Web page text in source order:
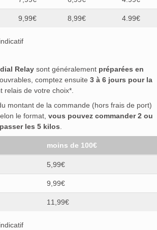
9,99€ 8,99€ 4.99€
Relay sont généralement préparées en
ouvrables, comptez ensuite 3 à 6 jours pour la
relais de votre choix*.
montant de la commande (hors frais de port)
le format, vous pouvez commander 2 ou
les 5 kilos
moins de 100€
5,99€
9,99€
11,99€